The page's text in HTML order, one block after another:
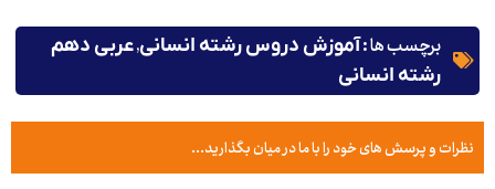
برچسب ها :آموزش دروس رشته انسانی,عربی دهم
رشته انسانی
نظرات و پرسش های خود را با ما در میان بگذارید...